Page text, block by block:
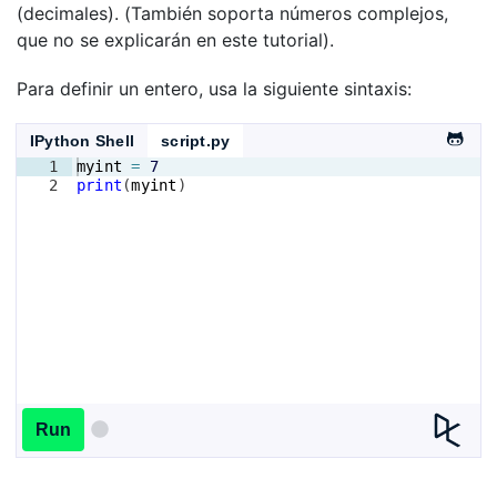
(decimales). (También soporta números complejos,
que no se explicarán en este tutorial).
Para definir un entero, usa la siguiente sintaxis:
IPython Shell
script.py
1
2
myint =
7
print (myint )
Run